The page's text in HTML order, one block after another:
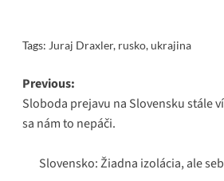
Tags: Juraj Draxler, rusko,ukrajina
Post
navigation
Previous:
Sloboda prejavu na Slovensku stále
sa nám to nepáči.
Slovensko: Žiadna izolácia, ale